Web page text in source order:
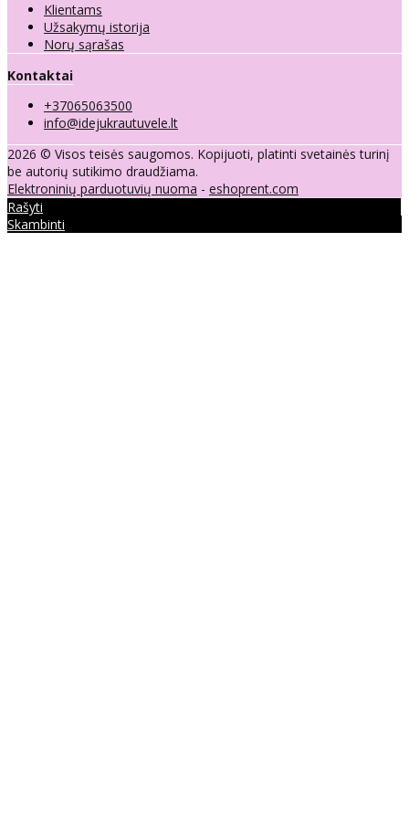
Klientams
Užsakymų istorija
Norų sąrašas
Kontaktai
+37065063500
info@idejukrautuvele.lt
2026 © Visos teisės saugomos. Kopijuoti, platinti svetainės turinį
be autorių sutikimo draudžiama.
Elektroninių parduotuvių nuoma - eshoprent.com
Rašyti
Skambinti